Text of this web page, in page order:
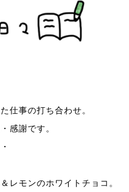
仕事の打ち合わせ。
感謝です。
レモンのホワイトチョコ。